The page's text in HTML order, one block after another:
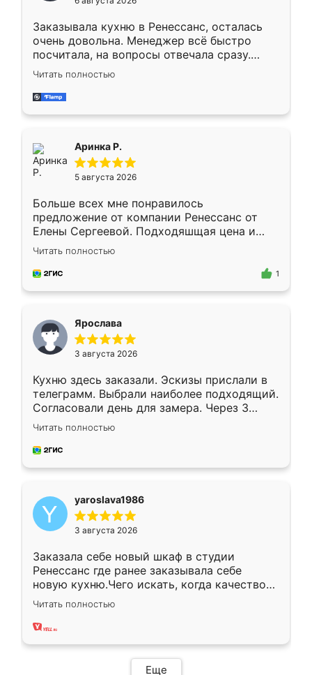
мебели буду заказывать только здесь.
Заказывала кухню в Ренессанс, осталась
очень довольна. Менеджер всё быстро
посчитала, на вопросы отвечала сразу.
Замерщик приехал в субботу, подошёл к
делу со всей ответственностью. Собрали
за день, ребята работали аккуратно, даже
Читать полностью
Аринка Р.
5 августа 2026
Больше всех мне понравилось
предложение от компании Ренессанс от
Елены Сергеевой. Подходяшщая цена и
короткие сроки изготовления. Приехавший
для замера сотрудник Владислав
предложил по моему эскизу самый
Читать полностью
1
Ярослава
3 августа 2026
Кухню здесь заказали. Эскизы прислали в
телеграмм. Выбрали наиболее подходящий.
Согласовали день для замера. Через 3
недели кухня была уже готова. Остались
довольны работой. Спасибо Ренессанс
мебель за качественную работу!
Читать полностью
yaroslava1986
3 августа 2026
Заказала себе новый шкаф в студии
Ренессанс где ранее заказывала себе
новую кухню.Чего искать, когда качеством
вполне довольна. Служит кухня уже почти
два года, нареканий нет.
Читать полностью
Еще